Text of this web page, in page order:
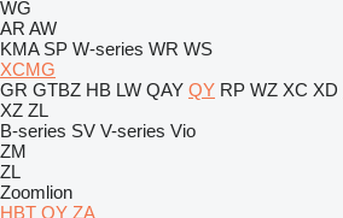
WG
AR AW
KMA SP W-series WR WS
XCMG
GR GTBZ HB LW QAY QY RP WZ XC XD
XZ ZL
B-series SV V-series Vio
ZM
ZL
Zoomlion
HBT QY ZA